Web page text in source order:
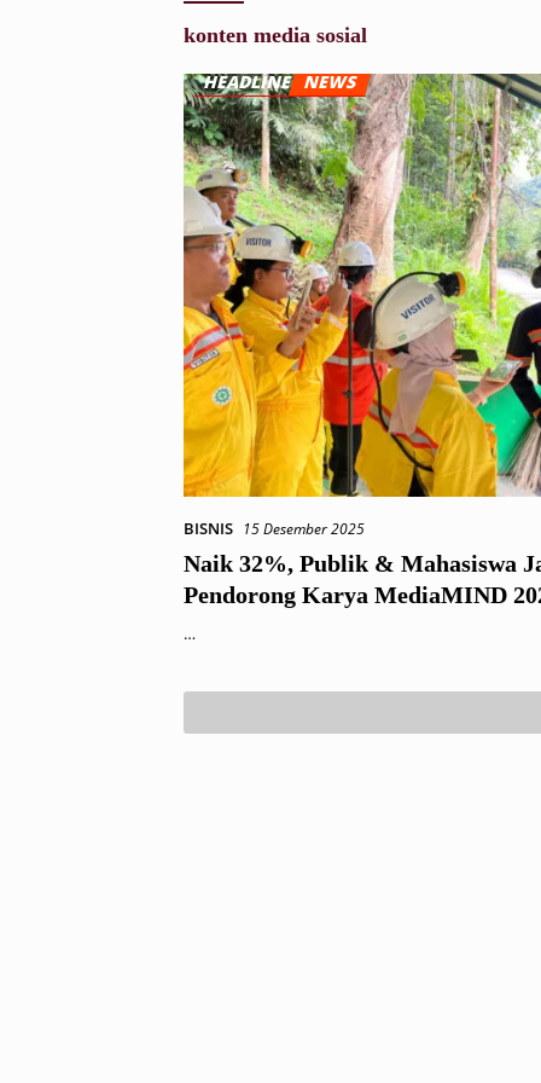
konten media sosial
BISNIS 15 Desember 2025
Naik 32%, Publik & Mahasiswa
Pendorong Karya MediaMIND
…